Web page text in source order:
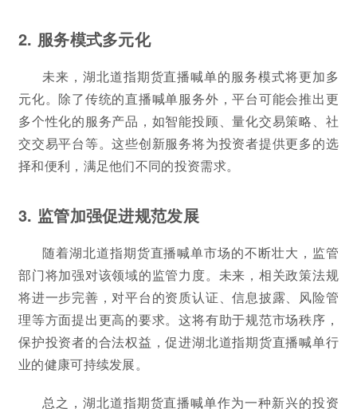
2. 服务模式多元化
未来，湖北道指期货直播喊单的服务模式将更加多
元化。除了传统的直播喊单服务外，平台可能会推出更
多个性化的服务产品，如智能投顾、量化交易策略、社
交交易平台等。这些创新服务将为投资者提供更多的选
择和便利，满足他们不同的投资需求。
3. 监管加强促进规范发展
随着湖北道指期货直播喊单市场的不断壮大，监管
部门将加强对该领域的监管力度。未来，相关政策法规
将进一步完善，对平台的资质认证、信息披露、风险管
理等方面提出更高的要求。这将有助于规范市场秩序，
保护投资者的合法权益，促进湖北道指期货直播喊单行
业的健康可持续发展。
总之，湖北道指期货直播喊单作为一种新兴的投资